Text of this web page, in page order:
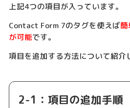
上記4つの項目が入っています。
Contact Form 7のタグを使えば簡
が可能です。
項目を追加する方法について紹介
2-1：項目の追加手順